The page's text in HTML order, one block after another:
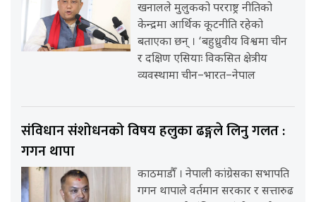
खनालले मुलुकको परराष्ट्र नीतिको
केन्द्रमा आर्थिक कूटनीति रहेको
बताएका छन् । ‘बहुध्रुवीय विश्वमा चीन
र दक्षिण एसियाः विकसित क्षेत्रीय
व्यवस्थामा चीन–भारत–नेपाल
संविधान संशोधनको विषय हलुका ढङ्गले लिनु गलत :
गगन थापा
काठमाडौँ । नेपाली कांग्रेसका सभापति
गगन थापाले वर्तमान सरकार र सत्तारुढ